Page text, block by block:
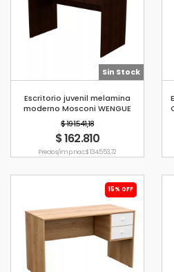
Sin Stock
Escritorio juvenil melamina
moderno Mosconi WENGUE
$ 191.541,18
$ 162.810
Precio s/imp. nac. $ 134.553,72
15% OFF